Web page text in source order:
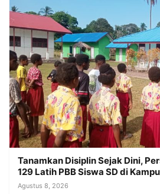
Tanamkan Disiplin Sejak Dini,
129 Latih PBB Siswa SD di
Agustus 8, 2026